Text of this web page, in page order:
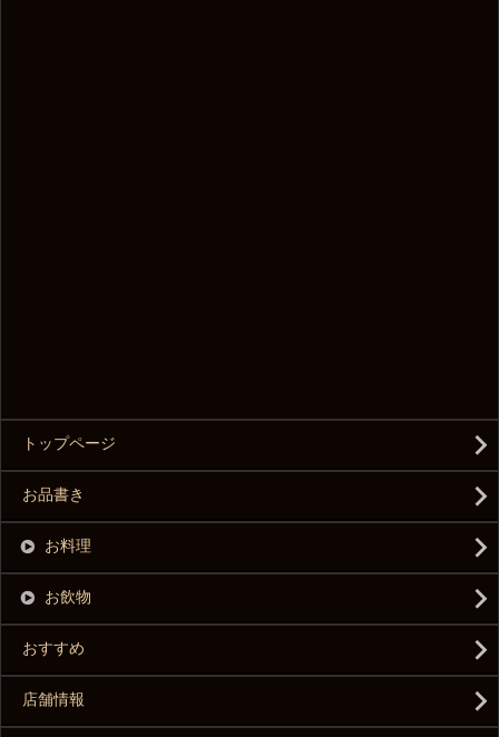
トップページ
お品書き
お料理
お飲物
おすすめ
店舗情報